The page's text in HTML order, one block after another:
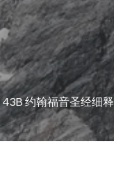
43B 约翰福音圣经细释